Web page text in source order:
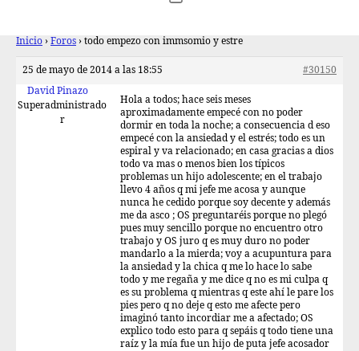
Inicio › Foros › todo empezo con immsomio y estre
25 de mayo de 2014 a las 18:55
#30150
David Pinazo
Superadministrado
r
Hola a todos; hace seis meses
aproximadamente empecé con no poder
dormir en toda la noche; a consecuencia d eso
empecé con la ansiedad y el estrés; todo es un
espiral y va relacionado; en casa gracias a dios
todo va mas o menos bien los típicos
problemas un hijo adolescente; en el trabajo
llevo 4 años q mi jefe me acosa y aunque
nunca he cedido porque soy decente y además
me da asco ; OS preguntaréis porque no plegó
pues muy sencillo porque no encuentro otro
trabajo y OS juro q es muy duro no poder
mandarlo a la mierda; voy a acupuntura para
la ansiedad y la chica q me lo hace lo sabe
todo y me regaña y me dice q no es mi culpa q
es su problema q mientras q este ahí le pare los
pies pero q no deje q esto me afecte pero
imaginó tanto incordiar me a afectado; OS
explico todo esto para q sepáis q todo tiene una
raíz y la mía fue un hijo de puta jefe acosador